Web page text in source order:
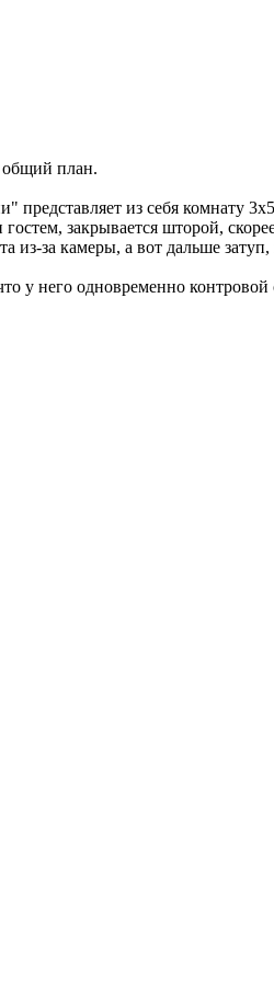
общий план.
представляет из себя комнату
закрывается шторой,
из-за камеры, а вот дальше
у него одновременно